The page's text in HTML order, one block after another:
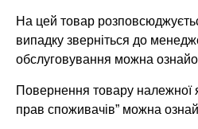
На цей товар
випадку зверніться до
обслуговування можна
Повернення товару належної
прав споживачів” можна